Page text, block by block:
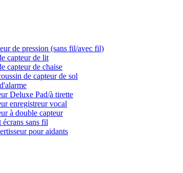
de pression (sans fil/avec fil)
capteur de lit
capteur de chaise
de capteur de sol
Deluxe Pad/à tirette
enregistreur vocal
à double capteur
écrans sans fil
pour aidants